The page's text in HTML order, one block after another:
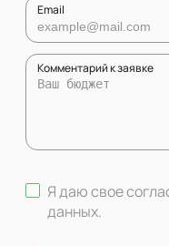
Email
Комментарий к заявке
Я даю свое
данных.